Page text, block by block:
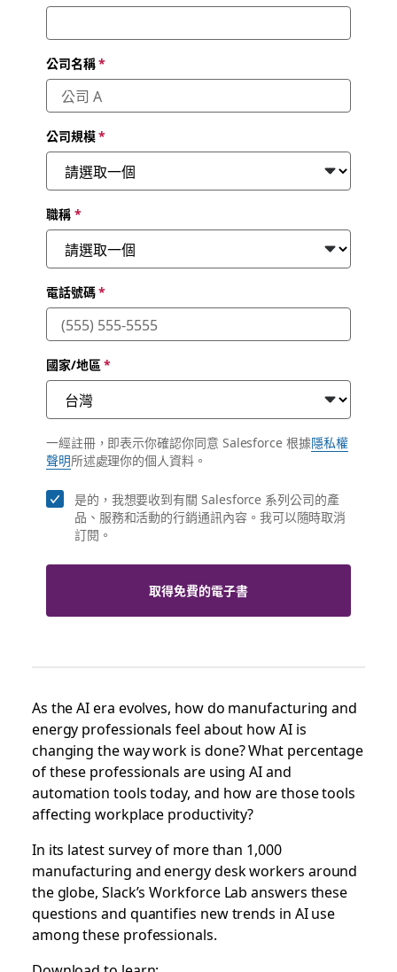
公司名稱*
公司規模*
職稱*
電話號碼*
國家/地區 *
一經註冊，即表示你確認你同意 Salesforce 根據隱私權
聲明所述處理你的個人資料。
是的，我想要收到有關 Salesforce 系列公司的產
品、服務和活動的行銷通訊內容。我可以隨時取消
訂閱。
取得免費的電子書
As the AI era evolves, how do manufacturing and
energy professionals feel about how AI is
changing the way work is done? What percentage
of these professionals are using AI and
automation tools today, and how are those tools
affecting workplace productivity?
In its latest survey of more than 1,000
manufacturing and energy desk workers around
the globe, Slack’s Workforce Lab answers these
questions and quantifies new trends in AI use
among these professionals.